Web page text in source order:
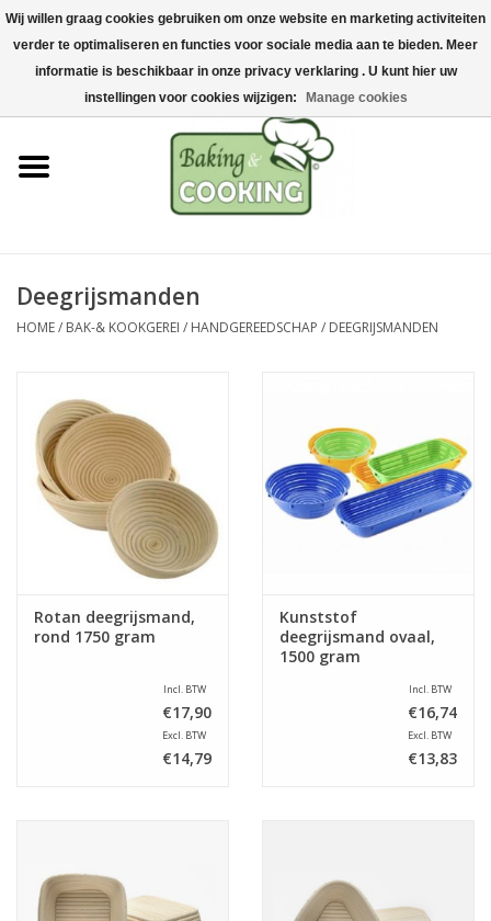
Home
Bak-& kookgerei
Machines & onderdelen
Chocolade & ijsbereiding
Hygiëne & opslag
Grondstoffen & Presentatie
Acties
Deegrijsmanden
HOME/ BAK-& KOOKGEREI / HANDGEREEDSCHAP / DEEGRIJSMANDEN
Rotan deegrijsmand,
rond 1750 gram
Incl. BTW
€17,90
Excl. BTW
€14,79
Kunststof
deegrijsmand ovaal,
1500 gram
Incl. BTW
€16,74
Excl. BTW
€13,83
Wij willen graag cookies gebruiken om onze website en marketing activiteiten
verder te optimaliseren en functies voor sociale media aan te bieden. Meer
informatie is beschikbaar in onze privacy verklaring . U kunt hier uw
instellingen voor cookies wijzigen:
Manage cookies